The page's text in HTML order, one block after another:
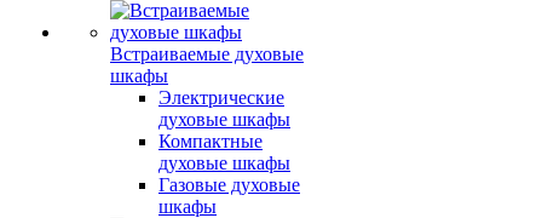
Встраиваемые духовые
шкафы
Электрические
духовые шкафы
Компактные
духовые шкафы
Газовые духовые
шкафы